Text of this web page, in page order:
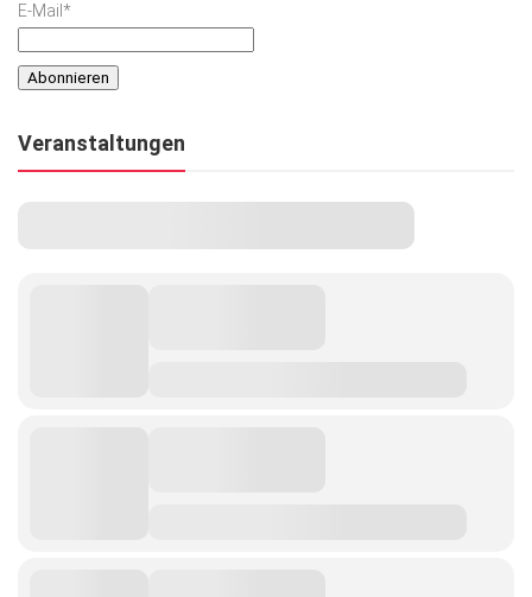
E-Mail*
Veranstaltungen